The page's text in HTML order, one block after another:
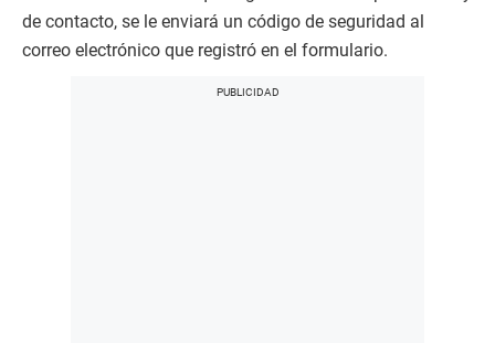
de contacto, se le enviará un código de seguridad al
correo electrónico que registró en el formulario.